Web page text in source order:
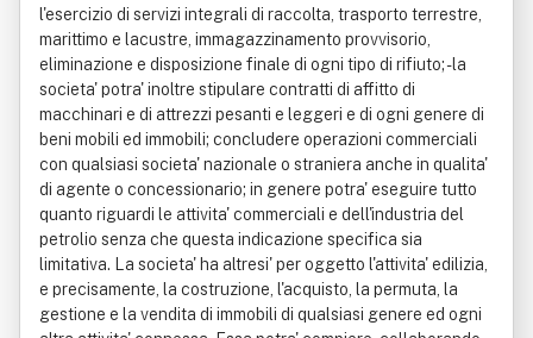
l'esercizio di servizi integrali di raccolta, trasporto terrestre,
marittimo e lacustre, immagazzinamento provvisorio,
eliminazione e disposizione finale di ogni tipo di rifiuto; - la
societa' potra' inoltre stipulare contratti di affitto di
macchinari e di attrezzi pesanti e leggeri e di ogni genere di
beni mobili ed immobili; concludere operazioni commerciali
con qualsiasi societa' nazionale o straniera anche in qualita'
di agente o concessionario; in genere potra' eseguire tutto
quanto riguardi le attivita' commerciali e dell'industria del
petrolio senza che questa indicazione specifica sia
limitativa. La societa' ha altresi' per oggetto l'attivita' edilizia,
e precisamente, la costruzione, l'acquisto, la permuta, la
gestione e la vendita di immobili di qualsiasi genere ed ogni